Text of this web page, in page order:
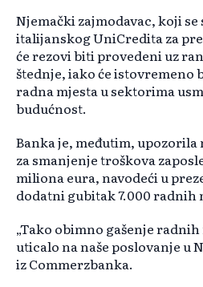
Njemački zajmodavac, koji se
italijanskog UniCredita za
će rezovi biti provedeni uz
štednje, iako će istovremeno
radna mjesta u sektorima
budućnost.
Banka je, međutim,
za smanjenje troškova
miliona eura, navodeći u
dodatni gubitak 7.000 radnih
„Tako obimno gašenje
uticalo na naše poslovanje u
iz Commerzbanka.